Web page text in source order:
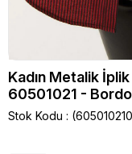
Kadın Metalik
60501021 - Bordo
Stok Kodu